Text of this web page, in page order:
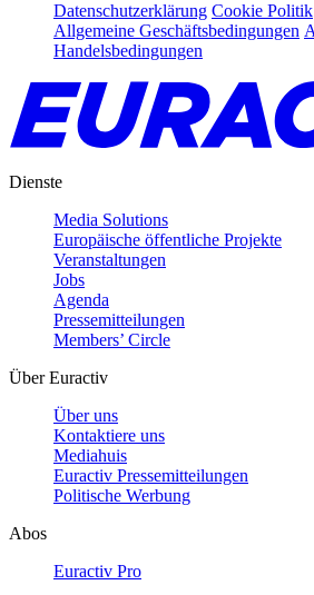
Datenschutzerklärung Cookie Politik
Allgemeine Geschäftsbedingungen
Handelsbedingungen
Dienste
Media Solutions
Europäische öffentliche Projekte
Veranstaltungen
Jobs
Agenda
Pressemitteilungen
Members’ Circle
Über Euractiv
Über uns
Kontaktiere uns
Mediahuis
Euractiv Pressemitteilungen
Politische Werbung
Abos
Euractiv Pro